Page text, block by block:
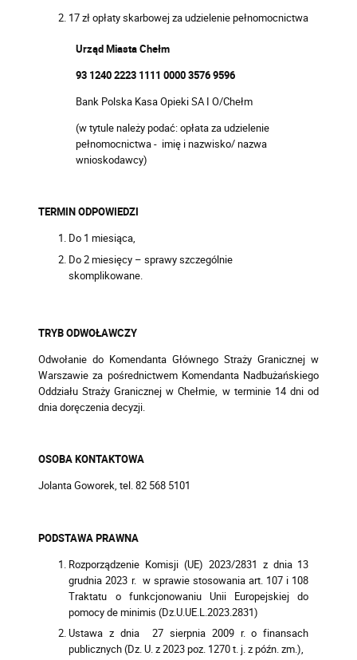
17 zł opłaty skarbowej za udzielenie pełnomocnictwa
Urząd Miasta Chełm
93 1240 2223 1111 0000 3576 9596
Bank Polska Kasa Opieki SA I O/Chełm
(w tytule należy podać: opłata za udzielenie
pełnomocnictwa - imię i nazwisko/ nazwa
wnioskodawcy)
TERMIN ODPOWIEDZI
Do 1 miesiąca,
Do 2 miesięcy – sprawy szczególnie
skomplikowane.
TRYB ODWOŁAWCZY
Odwołanie do Komendanta Głównego Straży Granicznej w
Warszawie za pośrednictwem Komendanta Nadbużańskiego
Oddziału Straży Granicznej w Chełmie, w terminie 14 dni od
dnia doręczenia decyzji.
OSOBA KONTAKTOWA
Jolanta Goworek, tel. 82 568 5101
PODSTAWA PRAWNA
Rozporządzenie Komisji (UE) 2023/2831 z dnia 13
grudnia 2023 r. w sprawie stosowania art. 107 i 108
Traktatu o funkcjonowaniu Unii Europejskiej do
pomocy de minimis (Dz.U.UE.L.2023.2831)
Ustawa z dnia 27 sierpnia 2009 r. o finansach
publicznych (Dz. U. z 2023 poz. 1270 t. j. z późn. zm.),